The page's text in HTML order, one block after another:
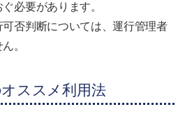
必要があります。
否判断については、運行管理者
。
ススメ利用法